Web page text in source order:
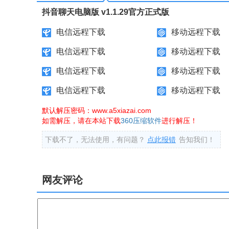
抖音聊天电脑版 v1.1.29官方正式版
电信远程下载 移动远程下载
电信远程下载 移动远程下载
电信远程下载 移动远程下载
电信远程下载 移动远程下载
默认解压密码：www.a5xiazai.com
如需解压，请在本站下载360压缩软件进行解压！
下载不了，无法使用，有问题？ 点此报错 告知我们！
网友评论